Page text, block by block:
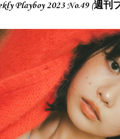
Playboy 2023 No.49 (週